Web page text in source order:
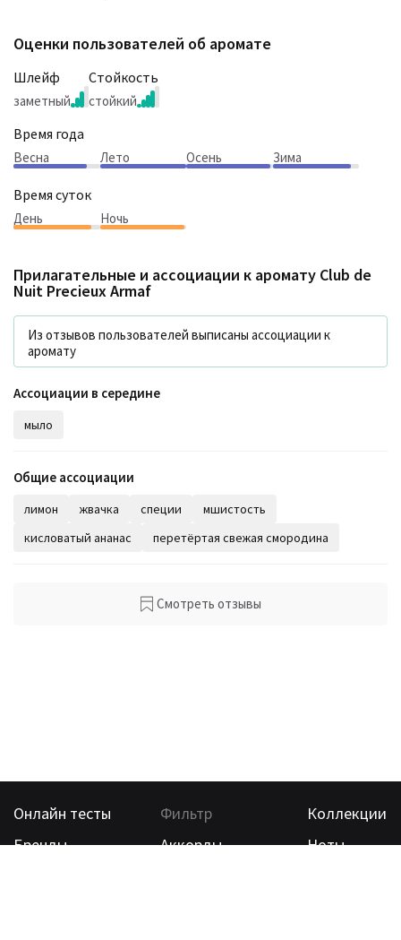
Оценки пользователей об аромате
Шлейф
заметный
Стойкость
стойкий
Время года
Весна Лето Осень Зима
Время суток
День Ночь
Прилагательные и ассоциации к аромату Club de
Nuit Precieux Armaf
Из отзывов пользователей выписаны ассоциации к
аромату
Ассоциации в середине
мыло
Общие ассоциации
лимон жвачка специи
мшистость
кисловатый ананас
перетёртая свежая смородина
Смотреть отзывы
Онлайн тесты Фильтр
Коллекции
Бренды
Аккорды
Ноты